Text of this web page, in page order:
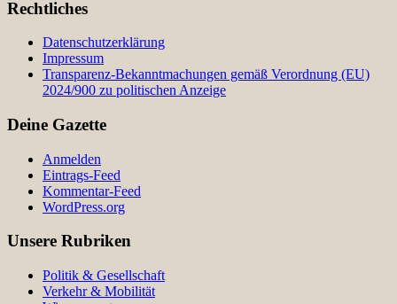
Rechtliches
Datenschutzerklärung
Impressum
Transparenz-Bekanntmachungen gemäß Verordnung (EU)
2024/900 zu politischen Anzeige
Deine Gazette
Anmelden
Eintrags-Feed
Kommentar-Feed
WordPress.org
Unsere Rubriken
Politik & Gesellschaft
Verkehr & Mobilität